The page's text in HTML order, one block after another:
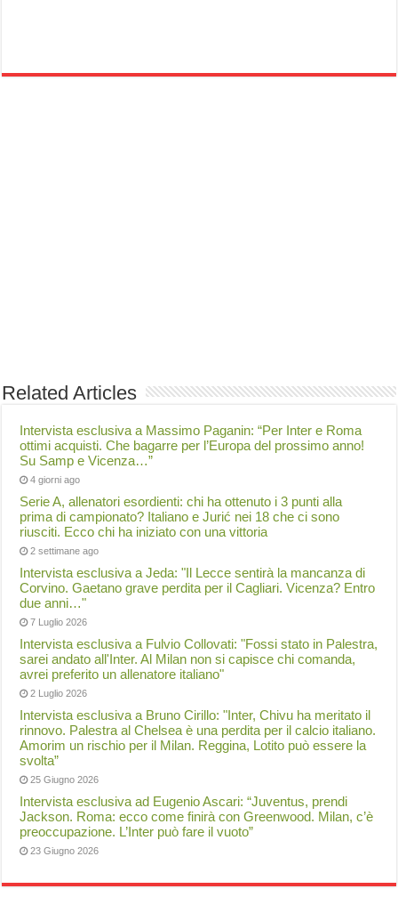
Related Articles
Intervista esclusiva a Massimo Paganin: “Per Inter e Roma
ottimi acquisti. Che bagarre per l’Europa del prossimo anno!
Su Samp e Vicenza…”
4 giorni ago
Serie A, allenatori esordienti: chi ha ottenuto i 3 punti alla
prima di campionato? Italiano e Jurić nei 18 che ci sono
riusciti. Ecco chi ha iniziato con una vittoria
2 settimane ago
Intervista esclusiva a Jeda: "Il Lecce sentirà la mancanza di
Corvino. Gaetano grave perdita per il Cagliari. Vicenza? Entro
due anni…"
7 Luglio 2026
Intervista esclusiva a Fulvio Collovati: "Fossi stato in Palestra,
sarei andato all'Inter. Al Milan non si capisce chi comanda,
avrei preferito un allenatore italiano"
2 Luglio 2026
Intervista esclusiva a Bruno Cirillo: "Inter, Chivu ha meritato il
rinnovo. Palestra al Chelsea è una perdita per il calcio italiano.
Amorim un rischio per il Milan. Reggina, Lotito può essere la
svolta”
25 Giugno 2026
Intervista esclusiva ad Eugenio Ascari: “Juventus, prendi
Jackson. Roma: ecco come finirà con Greenwood. Milan, c’è
preoccupazione. L’Inter può fare il vuoto”
23 Giugno 2026